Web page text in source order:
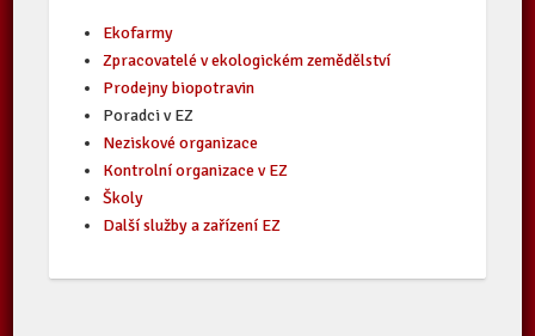
Ekofarmy
Zpracovatelé v ekologickém zemědělství
Prodejny biopotravin
Poradci v EZ
Neziskové organizace
Kontrolní organizace v EZ
Školy
Další služby a zařízení EZ